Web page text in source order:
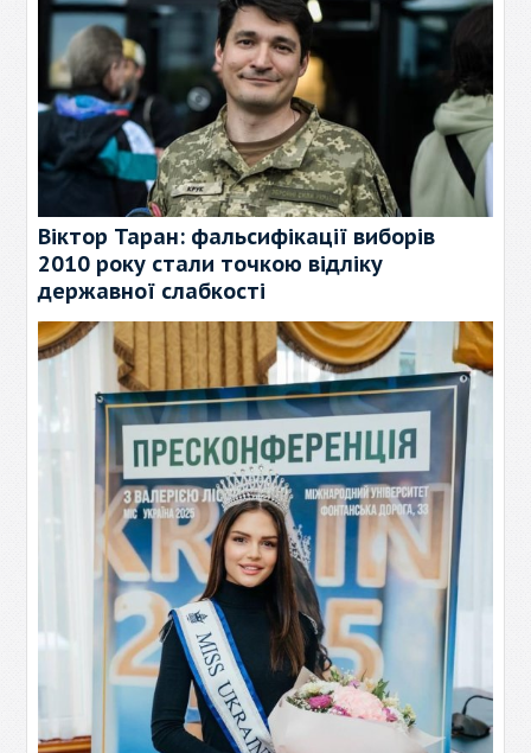
Віктор Таран: фальсифікації виборів
2010 року стали точкою відліку
державної слабкості